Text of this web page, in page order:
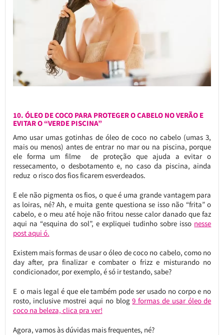
10. ÓLEO DE COCO PARA PROTEGER O CABELO NO VERÃO E
EVITAR O “VERDE PISCINA”
Amo usar umas gotinhas de óleo de coco no cabelo (umas 3,
mais ou menos) antes de entrar no mar ou na piscina, porque
ele forma um filme de proteção que ajuda a evitar o
ressecamento, o desbotamento e, no caso da piscina, ainda
reduz o risco dos fios ficarem esverdeados.
E ele não pigmenta os fios, o que é uma grande vantagem para
as loiras, né? Ah, e muita gente questiona se isso não “frita” o
cabelo, e o meu até hoje não fritou nesse calor danado que faz
aqui na “esquina do sol”, e expliquei tudinho sobre isso nesse
post aqui ó.
Existem mais formas de usar o óleo de coco no cabelo, como no
day after, pra finalizar e combater o frizz e misturando no
condicionador, por exemplo, é só ir testando, sabe?
E o mais legal é que ele também pode ser usado no corpo e no
rosto, inclusive mostrei aqui no blog9 formas de usar óleo de
coco na beleza, clica pra ver!
Agora, vamos às dúvidas mais frequentes, né?